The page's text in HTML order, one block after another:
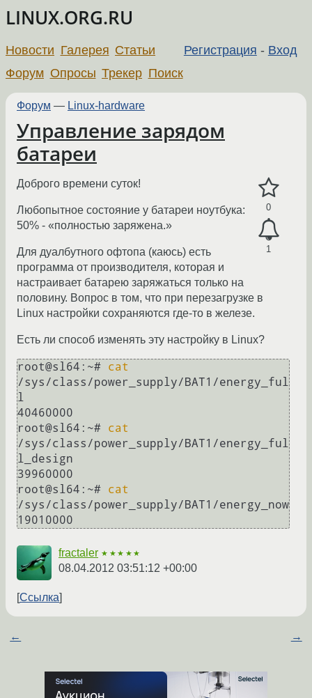
LINUX.ORG.RU
Регистрация - Вход
Новости Галерея Статьи
Форум Опросы Трекер Поиск
Форум — Linux-hardware
Управление зарядом
батареи
0
1
Доброго времени суток!
Любопытное состояние у батареи ноутбука:
50% - «полностью заряжена.»
Для дуалбутного офтопа (каюсь) есть
программа от производителя, которая и
настраивает батарею заряжаться только на
половину. Вопрос в том, что при перезагрузке в
Linux настройки сохраняются где-то в железе.
Есть ли способ изменять эту настройку в Linux?
root@sl64:~# cat
/sys/class/power_supply/BAT1/energy_ful
l
40460000
root@sl64:~# cat
/sys/class/power_supply/BAT1/energy_ful
l_design
39960000
root@sl64:~# cat
/sys/class/power_supply/BAT1/energy_now
fractaler ★★★★★
08.04.2012 03:51:12 +00:00
Ссылка
← →